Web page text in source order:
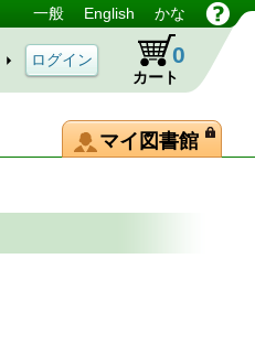
一般 English かな
カート
0
マイ図書館